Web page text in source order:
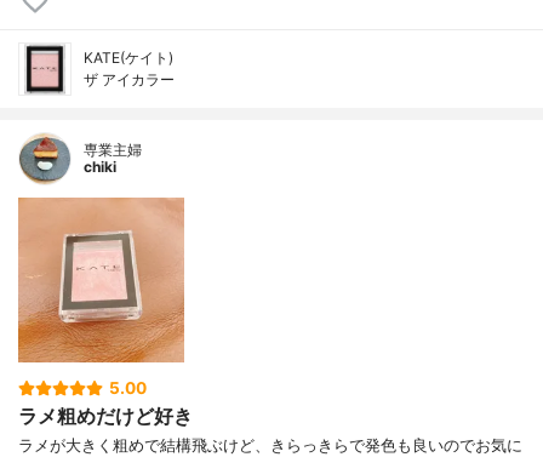
KATE(ケイト)
ザ アイカラー
専業主婦
chiki
5.00
ラメ粗めだけど好き
ラメが大きく粗めで結構飛ぶけど、きらっきらで発色も良いのでお気に